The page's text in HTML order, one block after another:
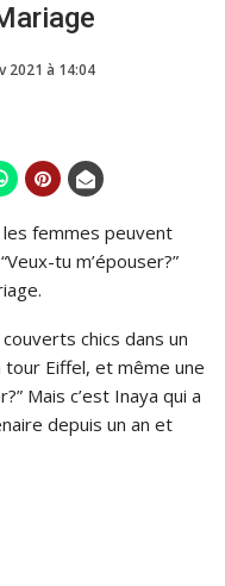
2021 à 14:04
les femmes peuvent
tu m’épouser?”
chics dans un
Eiffel, et même une
Mais c’est Inaya qui a
depuis un an et